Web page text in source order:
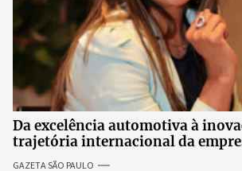
Da excelência automotiva à
trajetória internacional da
GAZETA SÃO PAULO